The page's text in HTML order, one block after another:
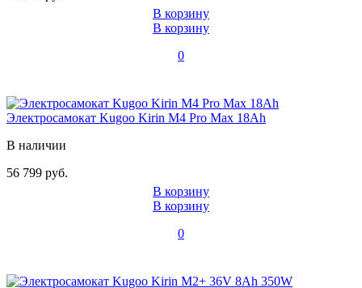
В корзину
В корзину
0
Электросамокат Kugoo Kirin M4 Pro Max 18Ah
В наличии
56 799 руб.
В корзину
В корзину
0